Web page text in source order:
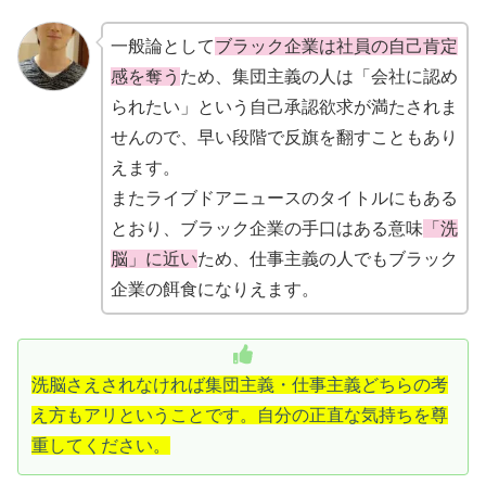
一般論としてブラック企業は社員の自己肯定
感を奪う ため、集団主義の人は「会社に認め
られたい」という自己承認欲求が満たされま
せんので、早い段階で反旗を翻すこともあり
えます。
またライブドアニュースのタイトルにもある
とおり、ブラック企業の手口はある意味 「洗
脳」に近いため、仕事主義の人でもブラック
企業の餌食になりえます。
洗脳さえされなければ集団主義・仕事主義どちらの考
え方もアリということです。自分の正直な気持ちを尊
重してください。